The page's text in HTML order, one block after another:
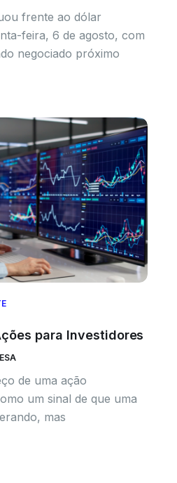
frente ao dólar
feira, 6 de agosto, com
negociado próximo
para Investidores
de uma ação
um sinal de que uma
mas